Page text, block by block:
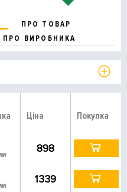
ПРО ТОВАР
ПРО ВИРОБНИКА
Ціна Покупка
898
1339